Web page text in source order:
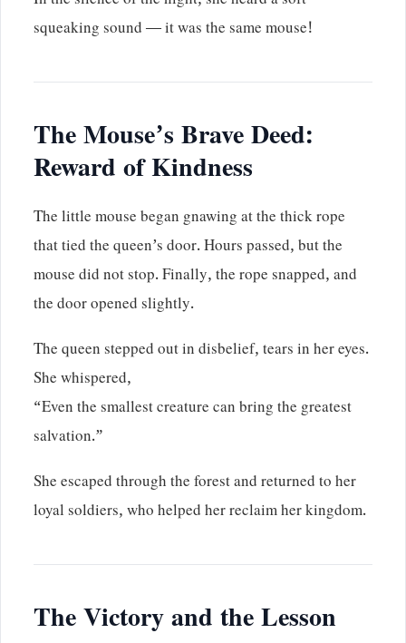
squeaking sound — it was the same mouse!
The Mouse’s Brave Deed:
Reward of Kindness
The little mouse began gnawing at the thick rope
that tied the queen’s door. Hours passed, but the
mouse did not stop. Finally, the rope snapped, and
the door opened slightly.
The queen stepped out in disbelief, tears in her eyes.
She whispered,
“Even the smallest creature can bring the greatest
salvation.”
She escaped through the forest and returned to her
loyal soldiers, who helped her reclaim her kingdom.
The Victory and the Lesson